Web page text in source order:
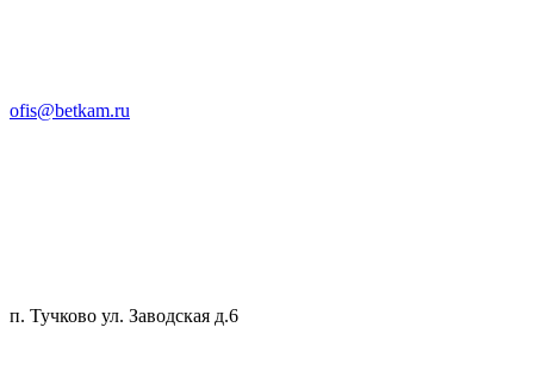
ofis@betkam.ru
п. Тучково ул. Заводская д.6